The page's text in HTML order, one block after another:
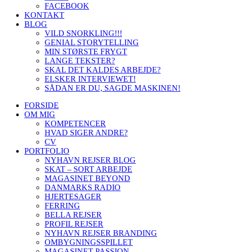
FACEBOOK
KONTAKT
BLOG
VILD SNORKLING!!!
GENIAL STORYTELLING
MIN STØRSTE FRYGT
LANGE TEKSTER?
SKAL DET KALDES ARBEJDE?
ELSKER INTERVIEWET!
SÅDAN ER DU, SAGDE MASKINEN!
FORSIDE
OM MIG
KOMPETENCER
HVAD SIGER ANDRE?
CV
PORTFOLIO
NYHAVN REJSER BLOG
SKAT – SORT ARBEJDE
MAGASINET BEYOND
DANMARKS RADIO
HJERTESAGER
FERRING
BELLA REJSER
PROFIL REJSER
NYHAVN REJSER BRANDING
OMBYGNINGSSPILLET